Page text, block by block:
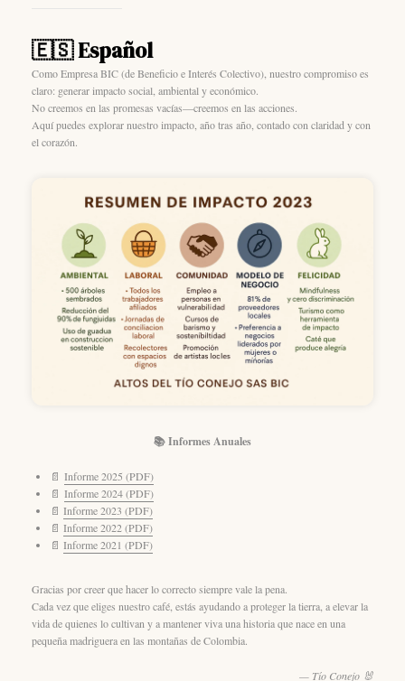
🇪🇸 Español
Como Empresa BIC (de Beneficio e Interés Colectivo), nuestro compromiso es
claro: generar impacto social, ambiental y económico.
No creemos en las promesas vacías—creemos en las acciones.
Aquí puedes explorar nuestro impacto, año tras año, contado con claridad y con
el corazón.
📚 Informes Anuales
📄 Informe 2025 (PDF)
📄 Informe 2024 (PDF)
📄 Informe 2023 (PDF)
📄 Informe 2022 (PDF)
📄 Informe 2021 (PDF)
Gracias por creer que hacer lo correcto siempre vale la pena.
Cada vez que eliges nuestro café, estás ayudando a proteger la tierra, a elevar la
vida de quienes lo cultivan y a mantener viva una historia que nace en una
pequeña madriguera en las montañas de Colombia.
— Tío Conejo 🐰